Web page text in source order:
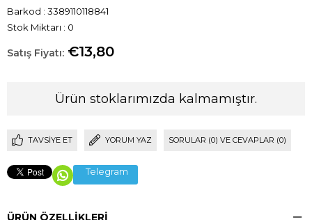
Barkod : 3389110118841
Stok Miktarı : 0
€13,80
Ürün stoklarımızda kalmamıştır.
TAVSIYE ET YORUM YAZ SORULAR (0) VE CEVAPLAR (0)
Telegram
ÜRÜN ÖZELLIKLERI